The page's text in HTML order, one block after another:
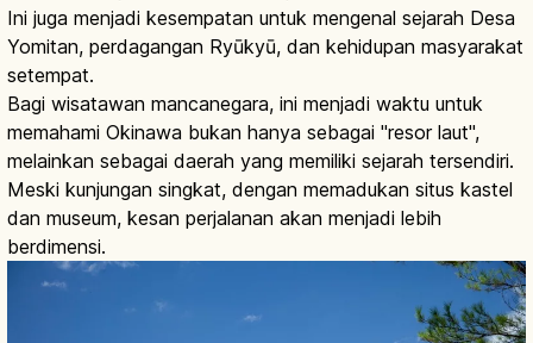
Ini juga menjadi kesempatan untuk mengenal sejarah Desa
Yomitan, perdagangan Ryūkyū, dan kehidupan masyarakat
setempat.
Bagi wisatawan mancanegara, ini menjadi waktu untuk
memahami Okinawa bukan hanya sebagai "resor laut",
melainkan sebagai daerah yang memiliki sejarah tersendiri.
Meski kunjungan singkat, dengan memadukan situs kastel
dan museum, kesan perjalanan akan menjadi lebih
berdimensi.